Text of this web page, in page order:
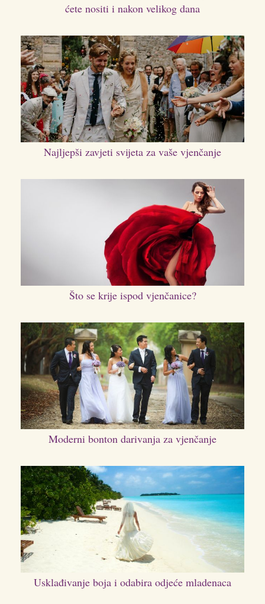
ćete nositi i nakon velikog dana
Najljepši zavjeti svijeta za vaše vjenčanje
Što se krije ispod vjenčanice?
Moderni bonton darivanja za vjenčanje
Usklađivanje boja i odabira odjeće mladenaca